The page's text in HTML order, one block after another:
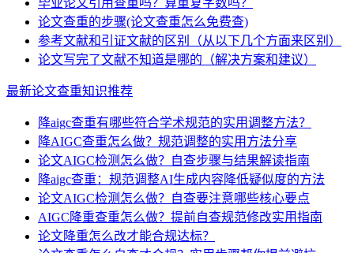
论文查重的步骤(论文查重怎么免费查)
参考文献和引证文献的区别（从以下几个方面来区别）
论文写完了文献不知道是哪的（解决方案和建议）
最新论文查重知识推荐
降aigc查重有哪些符合学术规范的实用调整方法？
降AIGC查重怎么做？规范调整的实用方法分享
论文AIGC检测怎么做？自查步骤与结果解读指南
降aigc查重：规范调整AI生成内容降低疑似度的方法
论文AIGC检测怎么做？自查要注意哪些核心要点
AIGC降重查重怎么做？提前自查规范修改实用指南
论文降重怎么改才能合规达标？